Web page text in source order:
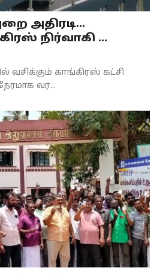
அதிரடி...
நிர்வாகி ...
காங்கிரஸ் கட்சி
வர...